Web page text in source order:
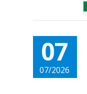
07
07/2026